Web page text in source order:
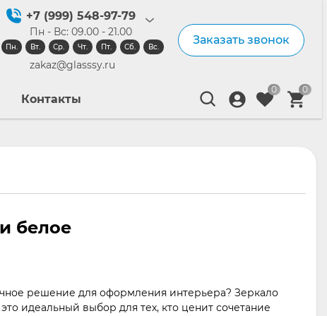
+7 (999) 548-97-79
Пн - Вс: 09.00 - 21.00
Пн. Вт. Ср. Чт. Пт. Сб. Вс.
zakaz@glasssy.ru
Заказать звонок
Контакты
0 0
белое
решение для оформления интерьера? Зеркало
идеальный выбор для тех, кто ценит сочетание